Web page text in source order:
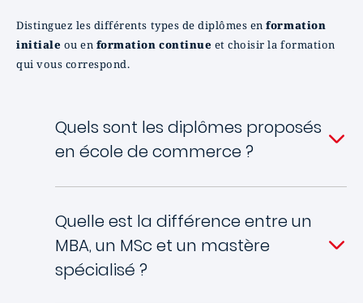
Distinguez les différents types de diplômes enformation
initiale ou en formation continue et choisir la formation
qui vous correspond.
Quels sont les diplômes proposés
en école de commerce ?
Quelle est la différence entre un
MBA, un MSc et un mastère
spécialisé ?